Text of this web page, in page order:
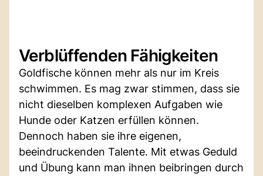
Verblüffenden Fähigkeiten
Goldfische können mehr als nur im Kreis
schwimmen. Es mag zwar stimmen, dass sie
nicht dieselben komplexen Aufgaben wie
Hunde oder Katzen erfüllen können.
Dennoch haben sie ihre eigenen,
beeindruckenden Talente. Mit etwas Geduld
und Übung kann man ihnen beibringen durch